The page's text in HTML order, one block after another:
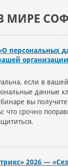
МИРЕ
персональных
организации
если в
данные
вы
что срочно
2026 —